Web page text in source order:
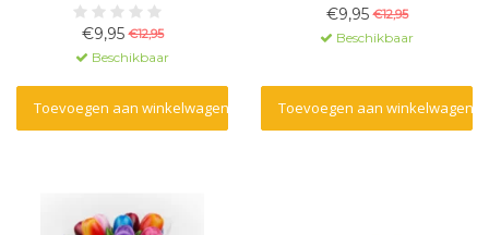
€9,95 €12,95
Beschikbaar
Toevoegen aan winkelwagen
€9,95 €12,95
Beschikbaar
Toevoegen aan winkelwagen